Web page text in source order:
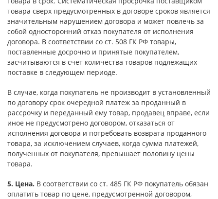
товара сверх предусмотренных в договоре сроков является
значительным нарушением договора и может повлечь за
собой односторонний отказ покупателя от исполнения
договора. В соответствии со ст. 508 ГК РФ товары,
поставленные досрочно и принятые покупателем,
засчитываются в счет количества товаров подлежащих
поставке в следующем периоде.
В случае, когда покупатель не производит в установленный
по договору срок очередной платеж за проданный в
рассрочку и переданный ему товар, продавец вправе, если
иное не предусмотрено договором, отказаться от
исполнения договора и потребовать возврата проданного
товара, за исключением случаев, когда сумма платежей,
полученных от покупателя, превышает половину цены
товара.
5. Цена. В соответствии со ст. 485 ГК РФ покупатель обязан
оплатить товар по цене, предусмотренной договором,